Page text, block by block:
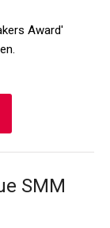
Award'
SMM